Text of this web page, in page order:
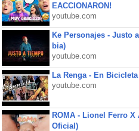
EACCIONARON!
youtube.com
Ke Personajes - Justo
bia)
youtube.com
La Renga - En Bicicleta
youtube.com
ROMA - Lionel Ferro
Oficial)